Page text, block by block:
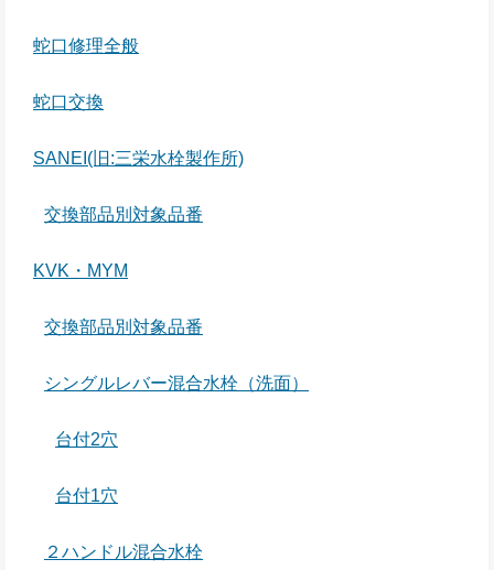
蛇口修理全般
蛇口交換
SANEI(旧:三栄水栓製作所)
交換部品別対象品番
KVK・MYM
交換部品別対象品番
シングルレバー混合水栓（洗面）
台付2穴
台付1穴
２ハンドル混合水栓